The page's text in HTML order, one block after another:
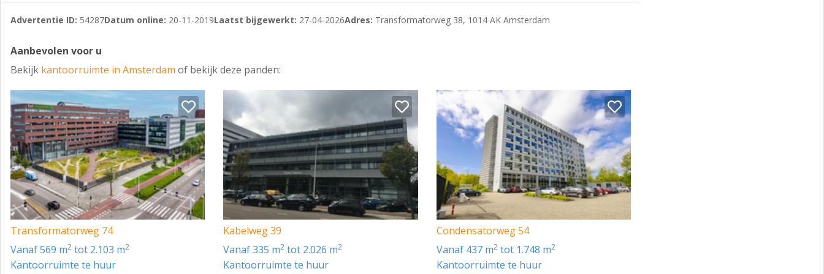
Advertentie ID: 54287Datum online: 20-11-2019Laatst bijgewerkt: 27-04-2026Adres: Transformatorweg 38, 1014 AK Amsterdam
Aanbevolen voor u
Bekijk kantoorruimte in Amsterdam of bekijk deze panden:
Transformatorweg 74
vanaf 569 m2 tot 2.103 m2
Kantoorruimte te huur
Kabelweg 39
vanaf 335 m2 tot 2.026 m2
Kantoorruimte te huur
Condensatorweg 54
vanaf 437 m2tot 1.748 m2
Kantoorruimte te huur